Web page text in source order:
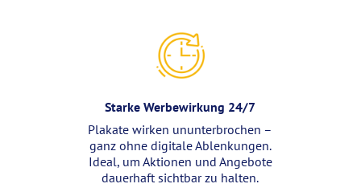
Starke Werbewirkung 24/7
Plakate wirken ununterbrochen –
ganz ohne digitale Ablenkungen.
Ideal, um Aktionen und Angebote
dauerhaft sichtbar zu halten.